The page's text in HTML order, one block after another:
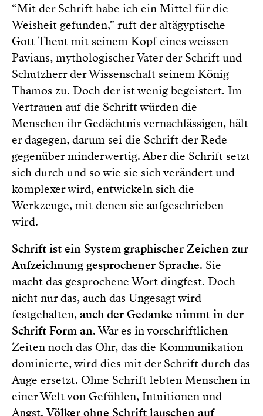
“Mit der Schrift habe ich ein Mittel für die
Weisheit gefunden,” ruft der altägyptische
Gott Theut mit seinem Kopf eines weissen
Pavians, mythologischer Vater der Schrift und
Schutzherr der Wissenschaft seinem König
Thamos zu. Doch der ist wenig begeistert. Im
Vertrauen auf die Schrift würden die
Menschen ihr Gedächtnis vernachlässigen, hält
er dagegen, darum sei die Schrift der Rede
gegenüber minderwertig. Aber die Schrift setzt
sich durch und so wie sie sich verändert und
komplexer wird, entwickeln sich die
Werkzeuge, mit denen sie aufgeschrieben
wird.
Schrift ist ein System graphischer Zeichen zur
Aufzeichnung gesprochener Sprache. Sie
macht das gesprochene Wort dingfest. Doch
nicht nur das, auch das Ungesagt wird
festgehalten,auch der Gedanke nimmt in der
Schrift Form an. War es in vorschriftlichen
Zeiten noch das Ohr, das die Kommunikation
dominierte, wird dies mit der Schrift durch das
Auge ersetzt. Ohne Schrift lebten Menschen in
einer Welt von Gefühlen, Intuitionen und
Angst.Völker ohne Schrift lauschen auf